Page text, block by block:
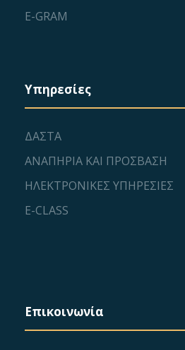
E-GRAM
Υπηρεσίες
ΔΑΣΤΑ
ΑΝΑΠΗΡΙΑ ΚΑΙ ΠΡΟΣΒΑΣΗ
ΗΛΕΚΤΡΟΝΙΚΕΣ ΥΠΗΡΕΣΙΕΣ
E-CLASS
Επικοινωνία